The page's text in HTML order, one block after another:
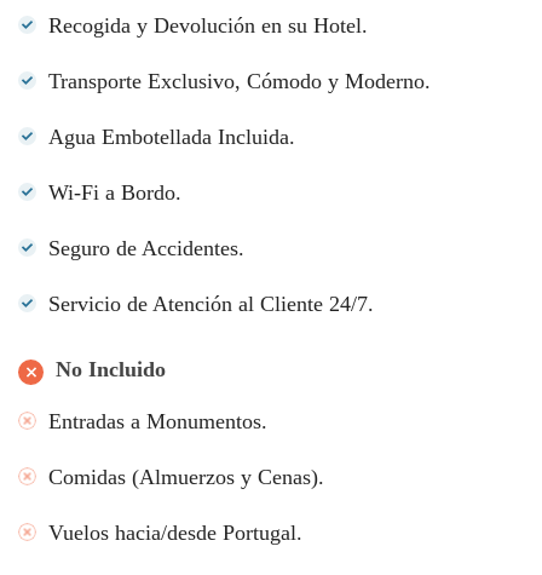
Recogida y Devolución en su Hotel.
Transporte Exclusivo, Cómodo y Moderno.
Agua Embotellada Incluida.
Wi-Fi a Bordo.
Seguro de Accidentes.
Servicio de Atención al Cliente 24/7.
No Incluido
Entradas a Monumentos.
Comidas (Almuerzos y Cenas).
Vuelos hacia/desde Portugal.